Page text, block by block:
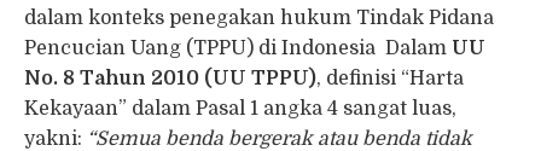
dalam konteks penegakan hukum Tindak Pidana
Pencucian Uang (TPPU) di Indonesia Dalam UU
No. 8 Tahun 2010 (UU TPPU), definisi “Harta
Kekayaan” dalam Pasal 1 angka 4 sangat luas,
yakni: “Semua benda bergerak atau benda tidak